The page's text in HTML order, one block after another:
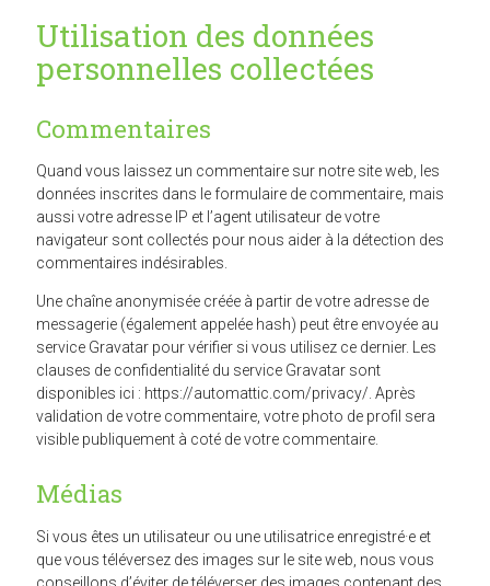
Utilisation des données
personnelles collectées
Commentaires
Quand vous laissez un commentaire sur notre site web, les
données inscrites dans le formulaire de commentaire, mais
aussi votre adresse IP et l’agent utilisateur de votre
navigateur sont collectés pour nous aider à la détection des
commentaires indésirables.
Une chaîne anonymisée créée à partir de votre adresse de
messagerie (également appelée hash) peut être envoyée au
service Gravatar pour vérifier si vous utilisez ce dernier. Les
clauses de confidentialité du service Gravatar sont
disponibles ici : https://automattic.com/privacy/. Après
validation de votre commentaire, votre photo de profil sera
visible publiquement à coté de votre commentaire.
Médias
Si vous êtes un utilisateur ou une utilisatrice enregistré·e et
que vous téléversez des images sur le site web, nous vous
conseillons d’éviter de téléverser des images contenant des